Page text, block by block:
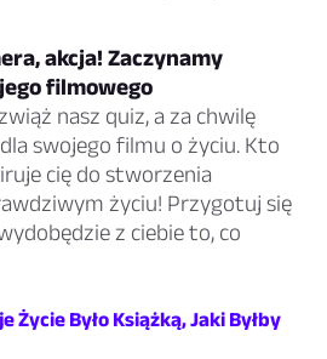
akcja! Zaczynamy
filmowego
nasz quiz, a za chwilę
swojego filmu o życiu. Kto
cię do stworzenia
życiu! Przygotuj się
z ciebie to, co
Życie Było Książką, Jaki Byłby